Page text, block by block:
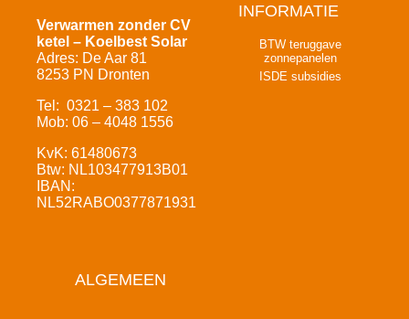
Verwarmen zonder CV
ketel – Koelbest Solar
Adres: De Aar 81
8253 PN Dronten
Tel: 0321 – 383 102
Mob: 06 – 4048 1556
KvK: 61480673
Btw: NL103477913B01
IBAN:
NL52RABO0377871931
INFORMATIE
BTW teruggave
zonnepanelen
ISDE subsidies
ALGEMEEN